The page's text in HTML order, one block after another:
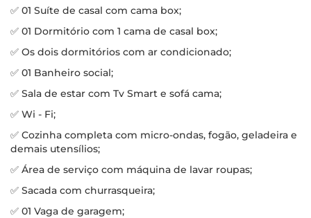
✅ 01 Suíte de casal com cama box;
✅ 01 Dormitório com 1 cama de casal box;
✅ Os dois dormitórios com ar condicionado;
✅ 01 Banheiro social;
✅ Sala de estar com Tv Smart e sofá cama;
✅ Wi - Fi;
✅ Cozinha completa com micro-ondas, fogão, geladeira e
demais utensílios;
✅ Área de serviço com máquina de lavar roupas;
✅ Sacada com churrasqueira;
✅ 01 Vaga de garagem;